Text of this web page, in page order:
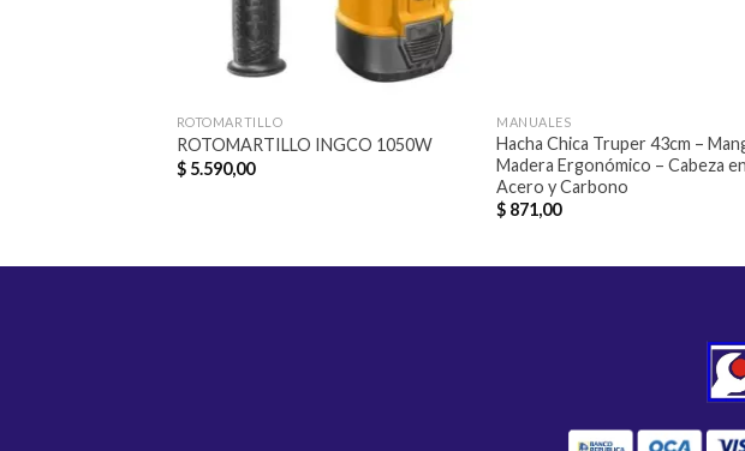
ROTOMARTILLO
ROTOMARTILLO INGCO 1050W
$5.590,00
MANUALES
Hacha Chica Truper 43cm –
Madera Ergonómico – Cabeza en
Acero y Carbono
$ 871,00